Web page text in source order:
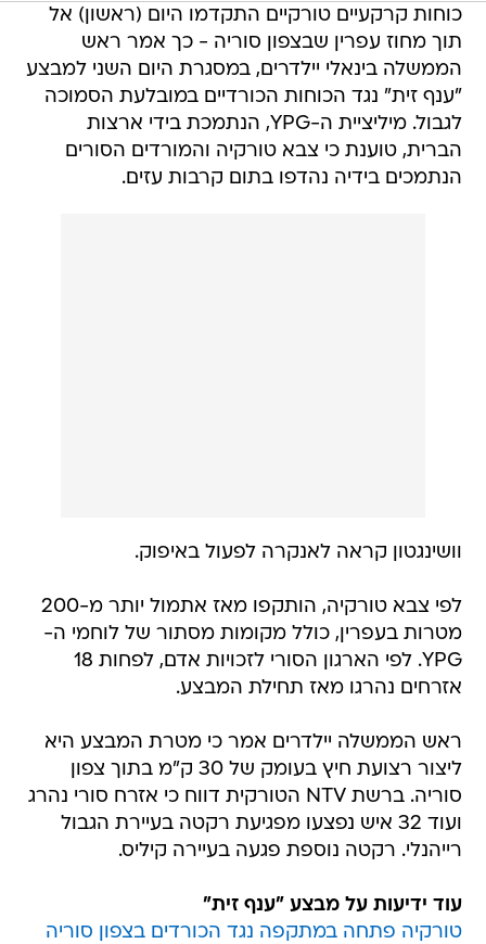
כוחות קרקעיים טורקיים התקדמו היום (ראשון) אל
תוך מחוז עפרין שבצפון סוריה - כך אמר ראש
הממשלה בינאלי יילדרים, במסגרת היום השני למבצע
"ענף זית" נגד הכוחות הכורדיים במובלעת הסמוכה
לגבול. מיליציית ה-YPG, הנתמכת בידי ארצות
הברית, טוענת כי צבא טורקיה והמורדים הסורים
הנתמכים בידיה נהדפו בתום קרבות עזים.
וושינגטון קראה לאנקרה לפעול באיפוק.
לפי צבא טורקיה, הותקפו מאז אתמול יותר מ-200
מטרות בעפרין, כולל מקומות מסתור של לוחמי ה-
YPG. לפי הארגון הסורי לזכויות אדם, לפחות 18
אזרחים נהרגו מאז תחילת המבצע.
ראש הממשלה יילדרים אמר כי מטרת המבצע היא
ליצור רצועת חיץ בעומק של 30 ק"מ בתוך צפון
סוריה. ברשת NTV הטורקית דווח כי אזרח סורי נהרג
ועוד 32 איש נפצעו מפגיעת רקטה בעיירת הגבול
רייהנלי. רקטה נוספת פגעה בעיירה קיליס.
עוד ידיעות על מבצע "ענף זית"
טורקיה פתחה במתקפה נגד הכורדים בצפון סוריה